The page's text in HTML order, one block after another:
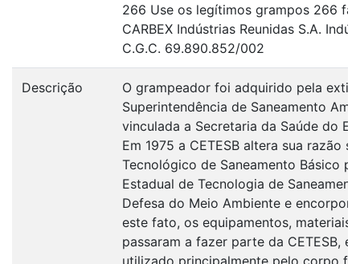
266 Use os legítimos grampos 266
CARBEX Indústrias Reunidas S.A.
C.G.C. 69.890.852/002
Descrição
O grampeador foi adquirido pela
Superintendência de Saneamento
vinculada a Secretaria da Saúde do
Em 1975 a CETESB altera sua razão
Tecnológico de Saneamento Básico
Estadual de Tecnologia de
Defesa do Meio Ambiente e
este fato, os equipamentos, materiais
passaram a fazer parte da CETESB,
utilizado principalmente pelo corpo